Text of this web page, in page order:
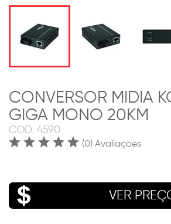
CONVERSOR MIDIA
GIGA MONO 20KM
COD. 4590
(0) Avaliações
VER